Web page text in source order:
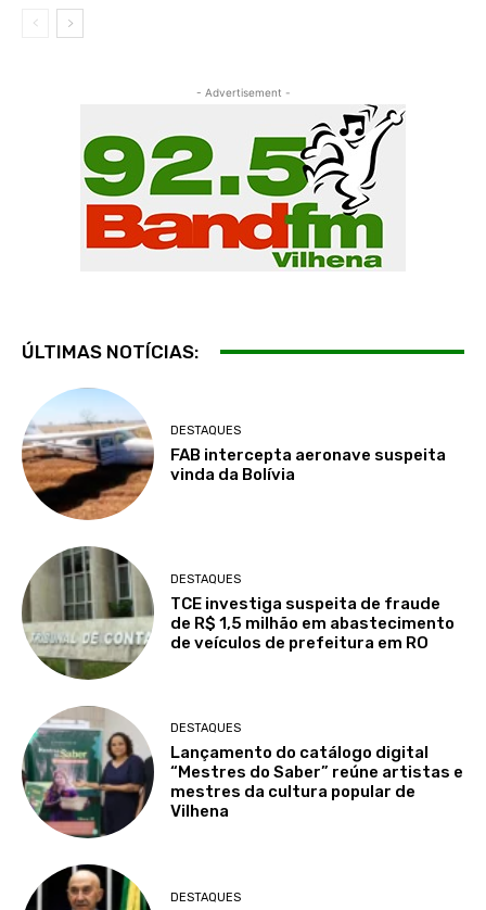
- Advertisement -
ÚLTIMAS NOTÍCIAS:
DESTAQUES
FAB intercepta aeronave suspeita
vinda da Bolívia
DESTAQUES
TCE investiga suspeita de fraude
de R$ 1,5 milhão em abastecimento
de veículos de prefeitura em RO
DESTAQUES
Lançamento do catálogo digital
“Mestres do Saber” reúne artistas e
mestres da cultura popular de
Vilhena
DESTAQUES